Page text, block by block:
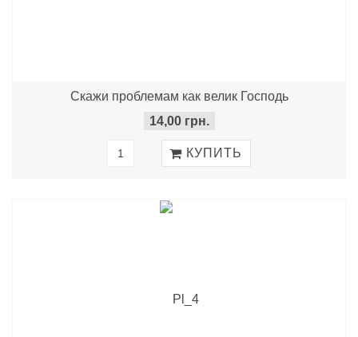
Скажи проблемам как велик Господь
14,00 грн.